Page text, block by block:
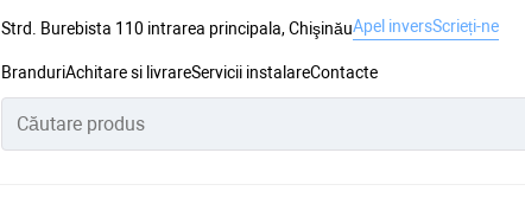
Strd. Burebista 110 intrarea principala, ChişinăuApel inversScrieți-ne
BranduriAchitare si livrareServicii instalareContacte